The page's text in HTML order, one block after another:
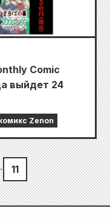
Comic
выйдет 24
Zenon
11